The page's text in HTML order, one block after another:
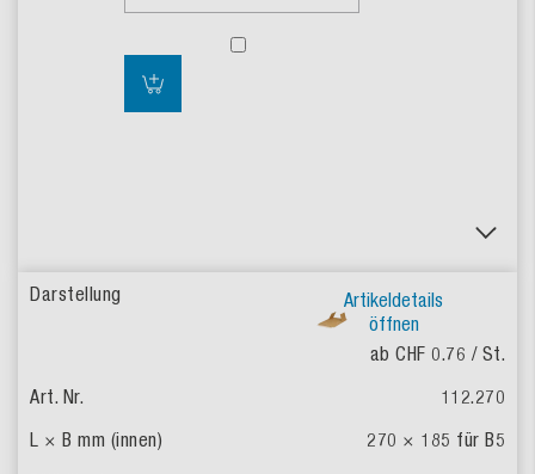
Artikeldetails
öffnen
ab CHF 0.76 / St.
112.270
270 × 185 für B5